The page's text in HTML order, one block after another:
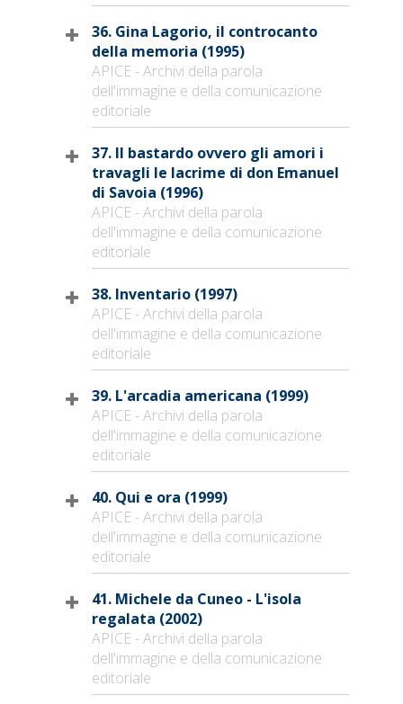
36. Gina Lagorio, il controcanto
della memoria (1995)
APICE - Archivi della parola
dell'immagine e della comunicazione
editoriale
37. Il bastardo ovvero gli amori i
travagli le lacrime di don Emanuel
di Savoia (1996)
APICE - Archivi della parola
dell'immagine e della comunicazione
editoriale
38. Inventario (1997)
APICE - Archivi della parola
dell'immagine e della comunicazione
editoriale
39. L'arcadia americana (1999)
APICE - Archivi della parola
dell'immagine e della comunicazione
editoriale
40. Qui e ora (1999)
APICE - Archivi della parola
dell'immagine e della comunicazione
editoriale
41. Michele da Cuneo - L'isola
regalata (2002)
APICE - Archivi della parola
dell'immagine e della comunicazione
editoriale